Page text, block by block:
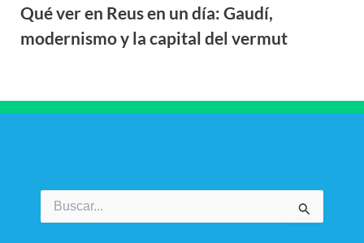
Qué ver en Reus en un día: Gaudí,
modernismo y la capital del vermut
por: